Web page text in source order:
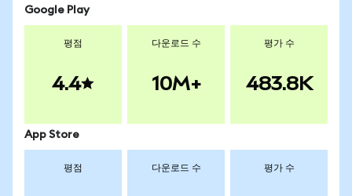
Google Play
평점
4.4
다운로드 수
10M+
평가 수
483.8K
App Store
평점 다운로드 수 평가 수